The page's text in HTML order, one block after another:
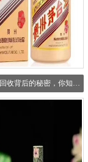
聊城稀缺名酒回收背后的秘密，你知道吗？